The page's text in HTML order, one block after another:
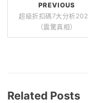
PREVIOUS
超級折扣碼7大分析
（震驚真相）
Related Posts